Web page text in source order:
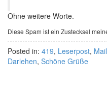
Ohne weitere Worte.
Diese Spam ist ein Zustecksel
Posted in: 419, Leserpost, Mail
Darlehen, Schöne Grüße